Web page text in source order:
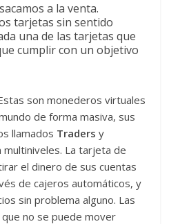
a la venta.
tarjetas sin sentido
una de las tarjetas que
cumplir con un objetivo
son monederos virtuales
de forma masiva, sus
llamados Traders y
La tarjeta de
el dinero de sus cuentas
de cajeros automáticos, y
sin problema alguno. Las
que no se puede mover